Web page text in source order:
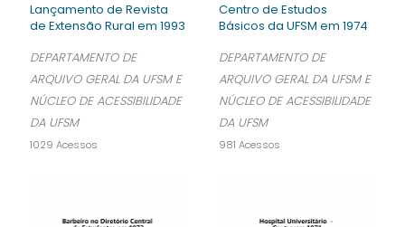
Lançamento de Revista
de Extensão Rural em 1993
DEPARTAMENTO DE
ARQUIVO GERAL DA UFSM E
NÚCLEO DE ACESSIBILIDADE
DA UFSM
1029 Acessos
Centro de Estudos
Básicos da UFSM em 1974
DEPARTAMENTO DE
ARQUIVO GERAL DA UFSM E
NÚCLEO DE ACESSIBILIDADE
DA UFSM
981 Acessos